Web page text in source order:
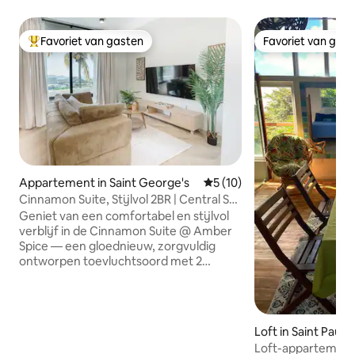
Topfavoriet van gasten
Favoriet van gasten
Appartement in Saint George's Gemiddelde beoordeling
5 (10)
Cinnamon Suite, Stijlvol 2BR | Central St
George
Geniet van een comfortabel en stijlvol
verblijf in de Cinnamon Suite @ Amber
Spice — een gloednieuw, zorgvuldig
ontworpen toevluchtsoord met 2
Favoriet van
Favoriet van
Loft in Saint Pauls
Loft-